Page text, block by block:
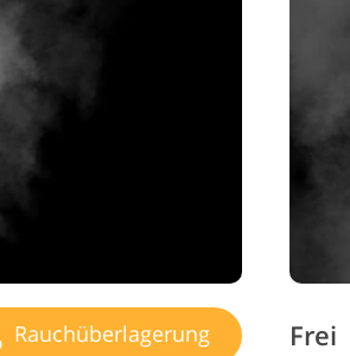
Rauchüberlagerung Frei